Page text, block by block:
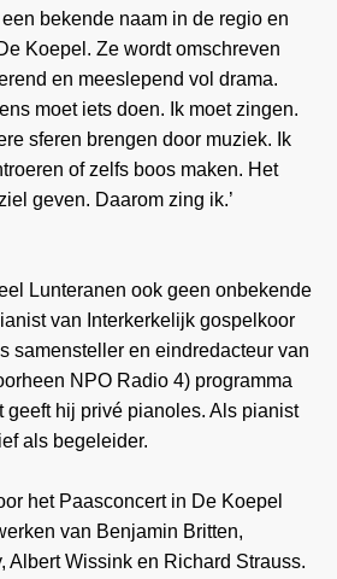
bekende naam in de regio en
Koepel. Ze wordt omschreven
en meeslepend vol drama.
moet iets doen. Ik moet zingen.
sferen brengen door muziek. Ik
of zelfs boos maken. Het
geven. Daarom zing ik.’
Lunteranen ook geen onbekende
van Interkerkelijk gospelkoor
samensteller en eindredacteur van
NPO Radio 4) programma
geeft hij privé pianoles. Als pianist
als begeleider.
het Paasconcert in De Koepel
van Benjamin Britten,
Albert Wissink en Richard Strauss.